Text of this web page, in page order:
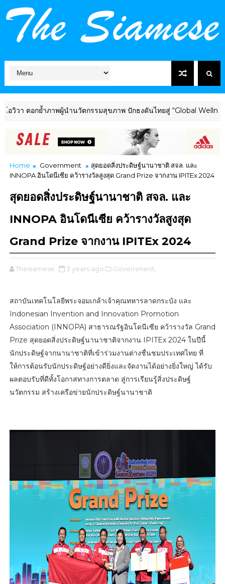
ภาพผู้นำนวัตกรรมสุขภาพ ปักธงดันไทยสู่ “Global Wellness Hub” ร่วม
Home Government
สุดยอดสิ่งประดิษฐ์นานาชาติ สจล. และ
INNOPA อินโดนีเซีย คว้ารางวัลสูงสุด Grand Prize จากงาน IPITEx 2024
สุดยอดสิ่งประดิษฐ์นานาชาติ สจล. และ
INNOPA อินโดนีเซีย คว้ารางวัลสูงสุด
Grand Prize จากงาน IPITEx 2024
Thesiamese 3 years ago Government,
สถาบันเทคโนโลยีพระจอมเกล้าเจ้าคุณทหารลาดกระบัง และ
Indonesian Invention and Innovation Promotion
Association (INNOPA) สาธารณรัฐอินโดนีเซีย คว้ารางวัล Grand
Prize สุดยอดสิ่งประดิษฐ์นานาชาติจากงาน IPITEx 2024 ในปีนี้
นักประดิษฐ์จากนานาชาติที่เข้าร่วมงานต่างชื่นชมประเทศไทย ที่
ให้การต้อนรับนักประดิษฐ์อย่างดียิ่งและจัดงานได้อย่างยิ่งใหญ่ ได้รับ
ผลตอบรับที่ดีทั้งโอกาสทางการตลาด สู่การเรียนรู้สิ่งประดิษฐ์
นวัตกรรม สร้างเครือข่ายนักประดิษฐ์นานาชาติ